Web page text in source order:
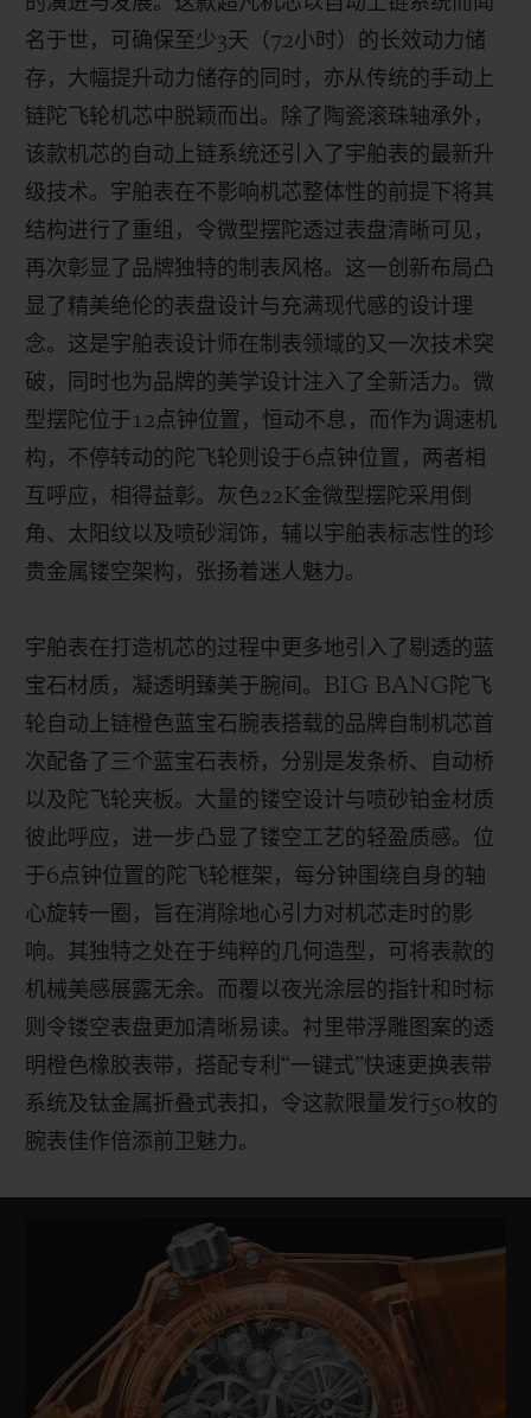
名于世，可确保至少3天（72小时）的长效动力储
存，大幅提升动力储存的同时，亦从传统的手动上
链陀飞轮机芯中脱颖而出。除了陶瓷滚珠轴承外，
该款机芯的自动上链系统还引入了宇舶表的最新升
级技术。宇舶表在不影响机芯整体性的前提下将其
结构进行了重组，令微型摆陀透过表盘清晰可见，
再次彰显了品牌独特的制表风格。这一创新布局凸
显了精美绝伦的表盘设计与充满现代感的设计理
念。这是宇舶表设计师在制表领域的又一次技术突
破，同时也为品牌的美学设计注入了全新活力。微
型摆陀位于12点钟位置，恒动不息，而作为调速机
构，不停转动的陀飞轮则设于6点钟位置，两者相
互呼应，相得益彰。灰色22K金微型摆陀采用倒
角、太阳纹以及喷砂润饰，辅以宇舶表标志性的珍
贵金属镂空架构，张扬着迷人魅力。
宇舶表在打造机芯的过程中更多地引入了剔透的蓝
宝石材质，凝透明臻美于腕间。 BIG BANG陀飞
轮自动上链橙色蓝宝石腕表搭载的品牌自制机芯首
次配备了三个蓝宝石表桥，分别是发条桥、自动桥
以及陀飞轮夹板。大量的镂空设计与喷砂铂金材质
彼此呼应，进一步凸显了镂空工艺的轻盈质感。位
于6点钟位置的陀飞轮框架，每分钟围绕自身的轴
心旋转一圈，旨在消除地心引力对机芯走时的影
响。其独特之处在于纯粹的几何造型，可将表款的
机械美感展露无余。而覆以夜光涂层的指针和时标
则令镂空表盘更加清晰易读。衬里带浮雕图案的透
明橙色橡胶表带，搭配专利 “一键式”快速更换表带
系统及钛金属折叠式表扣，令这款限量发行50枚的
腕表佳作倍添前卫魅力。